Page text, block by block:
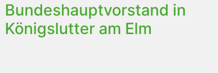
Bundeshauptvorstand in
Königslutter am Elm